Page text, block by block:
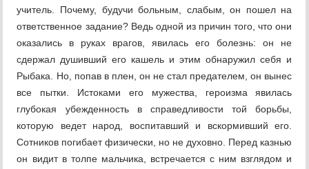
учитель. Почему, будучи больным, слабым, он пошел на
ответственное задание? Ведь одной из причин того, что они
оказались в руках врагов, явилась его болезнь: он не
сдержал душивший его кашель и этим обнаружил себя и
Рыбака. Но, попав в плен, он не стал предателем, он вынес
все пытки. Истоками его мужества, героизма явилась
глубокая убежденность в справедливости той борьбы,
которую ведет народ, воспитавший и вскормивший его.
Сотников погибает физически, но не духовно. Перед казнью
он видит в толпе мальчика, встречается с ним взглядом и